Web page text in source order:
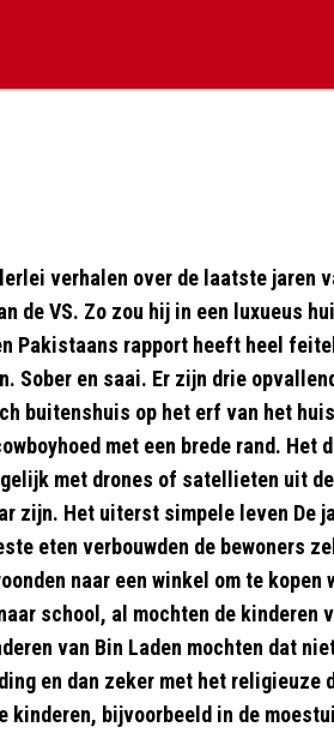
verhalen over de laatste jaren
de VS. Zo zou hij in een luxueus
Pakistaans rapport heeft heel
Sober en saai. Er zijn drie
buitenshuis op het erf van het
met een brede rand. Het
met drones of satellieten uit
zijn. Het uiterst simpele leven De
eten verbouwden de bewoners
naar een winkel om te
school, al mochten de kinderen
van Bin Laden mochten dat
en dan zeker met het religieuze
kinderen, bijvoorbeeld in de